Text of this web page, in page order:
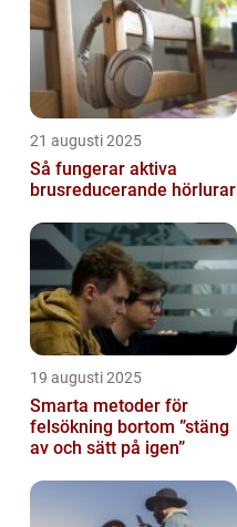
21 augusti 2025
Så fungerar aktiva
brusreducerande hörlurar
19 augusti 2025
Smarta metoder för
felsökning bortom ”stäng
av och sätt på igen”